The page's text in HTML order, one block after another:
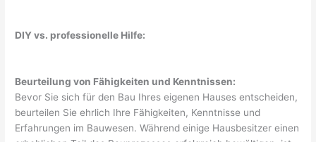
DIY vs. professionelle Hilfe:
Beurteilung von Fähigkeiten und Kenntnissen:
Bevor Sie sich für den Bau Ihres eigenen Hauses entscheiden,
beurteilen Sie ehrlich Ihre Fähigkeiten, Kenntnisse und
Erfahrungen im Bauwesen. Während einige Hausbesitzer einen